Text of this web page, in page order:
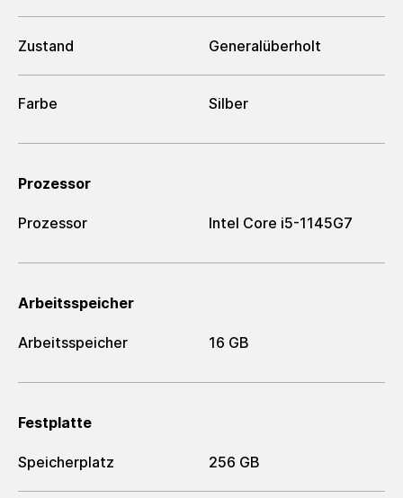
Zustand Generalüberholt
Farbe Silber
Prozessor
Prozessor Intel Core i5-1145G7
Arbeitsspeicher
Arbeitsspeicher 16 GB
Festplatte
Speicherplatz 256 GB